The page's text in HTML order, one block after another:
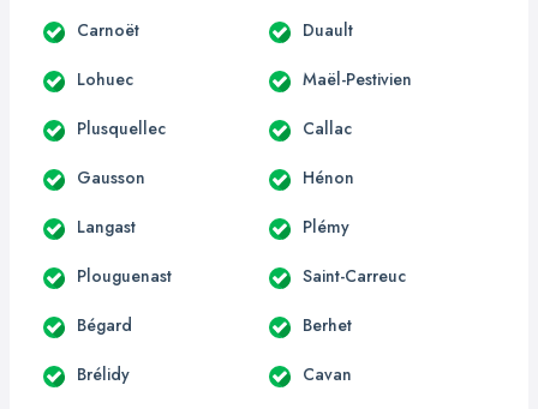
Carnoët Duault
Lohuec Maël-Pestivien
Plusquellec Callac
Gausson Hénon
Langast Plémy
Plouguenast Saint-Carreuc
Bégard Berhet
Brélidy Cavan